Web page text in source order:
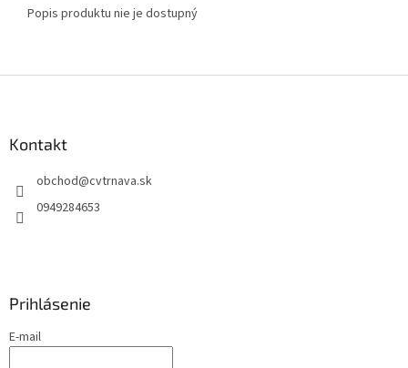
Popis produktu nie je dostupný
Kontakt
obchod@cvtrnava.sk
0949284653
Prihlásenie
E-mail